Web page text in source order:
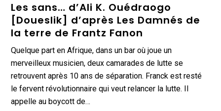
Les sans… d’Ali K. Ouédraogo
[Doueslik] d’après Les Damnés de
la terre de Frantz Fanon
Quelque part en Afrique, dans un bar où joue un
merveilleux musicien, deux camarades de lutte se
retrouvent après 10 ans de séparation. Franck est resté
le fervent révolutionnaire qui veut relancer la lutte. Il
appelle au boycott de…